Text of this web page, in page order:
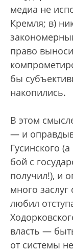
медиа не
Кремля; в)
право
бы
накопились.
В этом
— и
Гусинского
бой с
получил!), и
много
любил
власть —
от системы